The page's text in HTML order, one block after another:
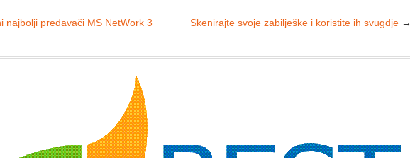
najbolji predavači MS NetWork 3
Skenirajte svoje zabilješke i koristite ih svugdje →